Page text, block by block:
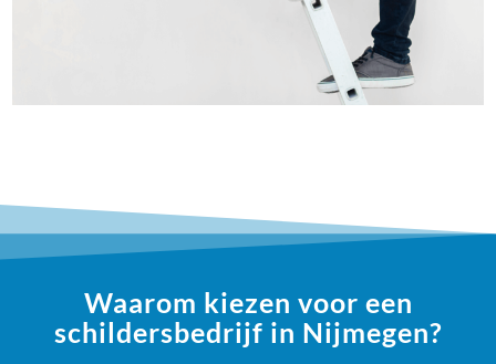
Waarom kiezen voor een
schildersbedrijf in Nijmegen?